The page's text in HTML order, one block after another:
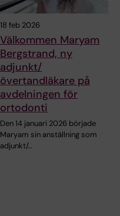
18 feb 2026
Välkommen Maryam
Bergstrand, ny
adjunkt/
övertandläkare på
avdelningen för
ortodonti
Den 14 januari 2026 började
Maryam sin anställning som
adjunkt/…